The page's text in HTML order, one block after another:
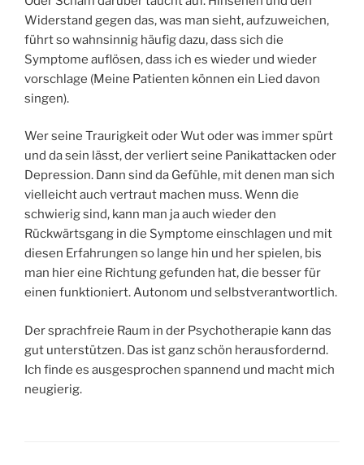
Widerstand gegen das, was man sieht, aufzuweichen,
führt so wahnsinnig häufig dazu, dass sich die
Symptome auflösen, dass ich es wieder und wieder
vorschlage (Meine Patienten können ein Lied davon
singen).
Wer seine Traurigkeit oder Wut oder was immer spürt
und da sein lässt, der verliert seine Panikattacken oder
Depression. Dann sind da Gefühle, mit denen man sich
vielleicht auch vertraut machen muss. Wenn die
schwierig sind, kann man ja auch wieder den
Rückwärtsgang in die Symptome einschlagen und mit
diesen Erfahrungen so lange hin und her spielen, bis
man hier eine Richtung gefunden hat, die besser für
einen funktioniert. Autonom und selbstverantwortlich.
Der sprachfreie Raum in der Psychotherapie kann das
gut unterstützen. Das ist ganz schön herausfordernd.
Ich finde es ausgesprochen spannend und macht mich
neugierig.